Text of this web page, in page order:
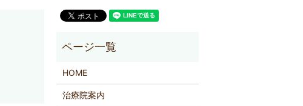
HOME
治療院案内